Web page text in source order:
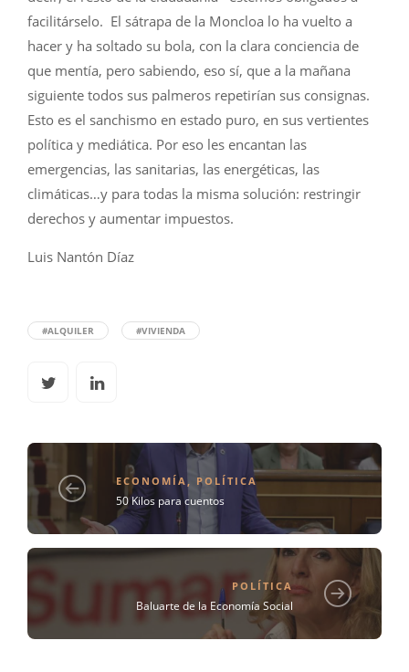
facilitárselo. El sátrapa de la Moncloa lo ha vuelto a
hacer y ha soltado su bola, con la clara conciencia de
que mentía, pero sabiendo, eso sí, que a la mañana
siguiente todos sus palmeros repetirían sus consignas.
Esto es el sanchismo en estado puro, en sus vertientes
política y mediática. Por eso les encantan las
emergencias, las sanitarias, las energéticas, las
climáticas…y para todas la misma solución: restringir
derechos y aumentar impuestos.
Luis Nantón Díaz
#ALQUILER #VIVIENDA
ECONOMÍA POLÍTICA
50 Kilos para cuentos
POLÍTICA
Baluarte de la Economía Social